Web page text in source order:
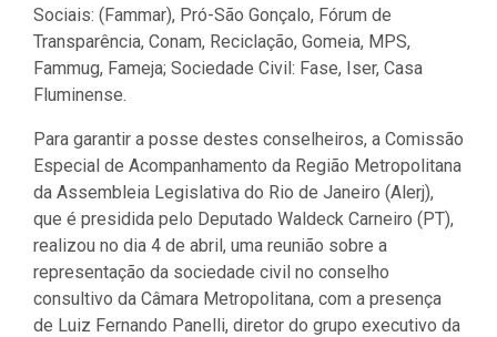
Sociais: (Fammar), Pró-São Gonçalo, Fórum de
Transparência, Conam, Reciclação, Gomeia, MPS,
Fammug, Fameja; Sociedade Civil: Fase, Iser, Casa
Fluminense.
Para garantir a posse destes conselheiros, a Comissão
Especial de Acompanhamento da Região Metropolitana
da Assembleia Legislativa do Rio de Janeiro (Alerj),
que é presidida pelo Deputado Waldeck Carneiro (PT),
realizou no dia 4 de abril, uma reunião sobre a
representação da sociedade civil no conselho
consultivo da Câmara Metropolitana, com a presença
de Luiz Fernando Panelli, diretor do grupo executivo da